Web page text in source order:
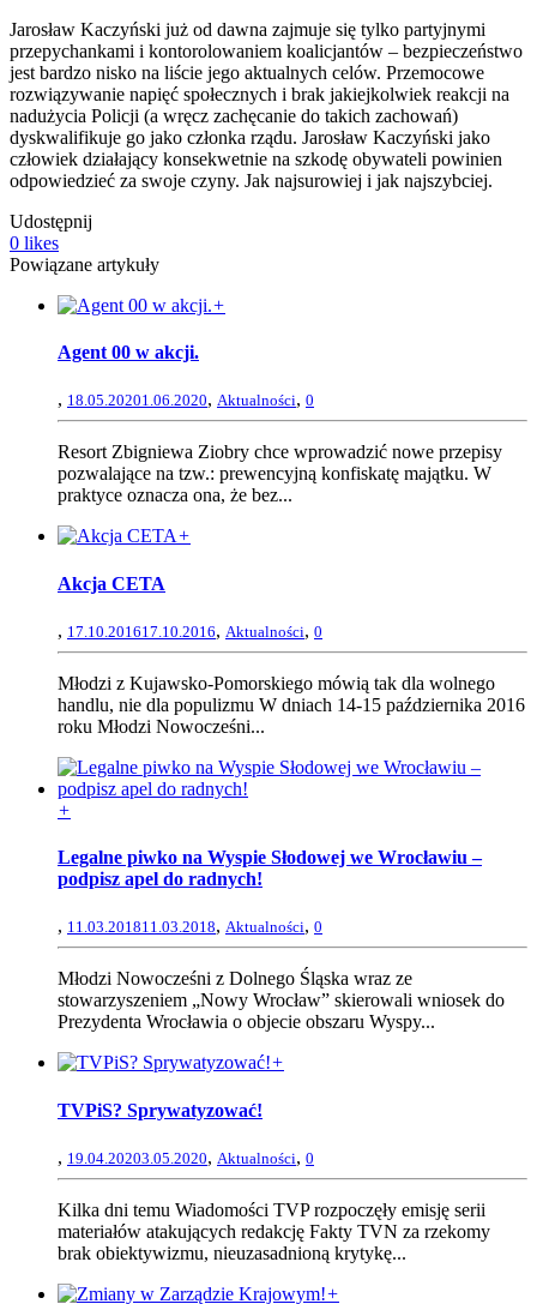
Jarosław Kaczyński już od dawna zajmuje się tylko partyjnymi
przepychankami i kontorolowaniem koalicjantów – bezpieczeństwo
jest bardzo nisko na liście jego aktualnych celów. Przemocowe
rozwiązywanie napięć społecznych i brak jakiejkolwiek reakcji na
nadużycia Policji (a wręcz zachęcanie do takich zachowań)
dyskwalifikuje go jako członka rządu. Jarosław Kaczyński jako
człowiek działający konsekwetnie na szkodę obywateli powinien
odpowiedzieć za swoje czyny. Jak najsurowiej i jak najszybciej.
Udostępnij
0 likes
Powiązane artykuły
+
Agent 00 w akcji.
, 18.05.20201.06.2020, Aktualności, 0
Resort Zbigniewa Ziobry chce wprowadzić nowe przepisy
pozwalające na tzw.: prewencyjną konfiskatę majątku. W
praktyce oznacza ona, że bez...
+
Akcja CETA
, 17.10.201617.10.2016, Aktualności, 0
Młodzi z Kujawsko-Pomorskiego mówią tak dla wolnego
handlu, nie dla populizmu W dniach 14-15 października 2016
roku Młodzi Nowocześni...
+
Legalne piwko na Wyspie Słodowej we Wrocławiu –
podpisz apel do radnych!
, 11.03.201811.03.2018, Aktualności, 0
Młodzi Nowocześni z Dolnego Śląska wraz ze
stowarzyszeniem „Nowy Wrocław” skierowali wniosek do
Prezydenta Wrocławia o objecie obszaru Wyspy...
+
TVPiS? Sprywatyzować!
, 19.04.20203.05.2020, Aktualności, 0
Kilka dni temu Wiadomości TVP rozpoczęły emisję serii
materiałów atakujących redakcję Fakty TVN za rzekomy
brak obiektywizmu, nieuzasadnioną krytykę...
+